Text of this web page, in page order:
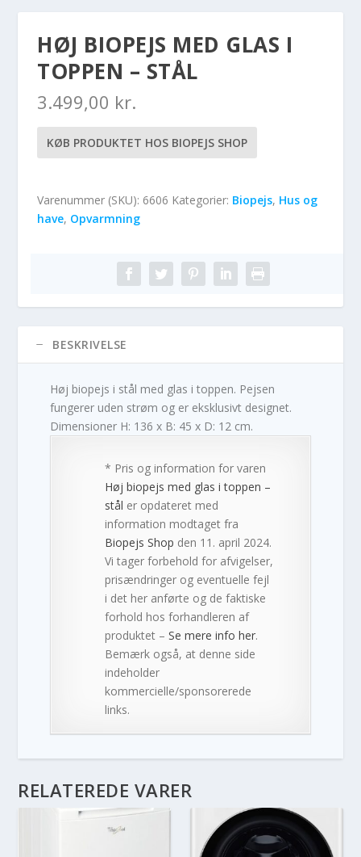
HØJ BIOPEJS MED GLAS I
TOPPEN – STÅL
3.499,00 kr.
KØB PRODUKTET HOS BIOPEJS SHOP
Varenummer (SKU): 6606 Kategorier: Biopejs, Hus og
have, Opvarmning
BESKRIVELSE
Høj biopejs i stål med glas i toppen. Pejsen
fungerer uden strøm og er eksklusivt designet.
Dimensioner H: 136 x B: 45 x D: 12 cm.
* Pris og information for varen
Høj biopejs med glas i toppen –
stål er opdateret med
information modtaget fra
Biopejs Shop den 11. april 2024.
Vi tager forbehold for afvigelser,
prisændringer og eventuelle fejl
i det her anførte og de faktiske
forhold hos forhandleren af
produktet –Se mere info her.
Bemærk også, at denne side
indeholder
kommercielle/sponsorerede
links.
RELATEREDE VARER